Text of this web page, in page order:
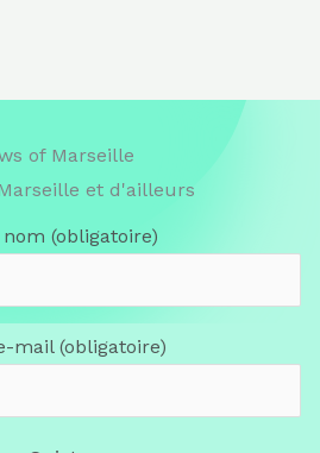
of Marseille
et d'ailleurs
(obligatoire)
mail (obligatoire)